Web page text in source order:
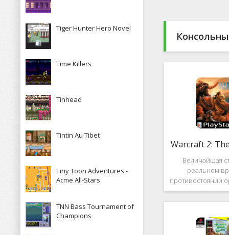
Tiger Hunter Hero Novel
Time Killers
Tinhead
Tintin Au Tibet
Tiny Toon Adventures -
Acme All-Stars
TNN Bass Tournament of
Champions
Warcraft 2:
Величайшая
реальном
противостоянии
Warcraft 2:
рассказывает
историю, в
за королевство